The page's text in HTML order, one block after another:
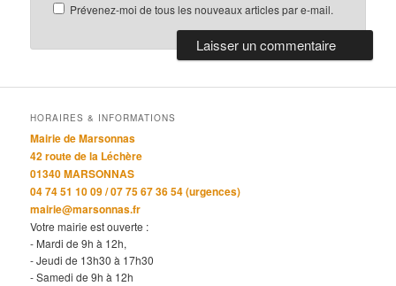
Prévenez-moi de tous les nouveaux articles par e-mail.
HORAIRES & INFORMATIONS
Mairie de Marsonnas
42 route de la Léchère
01340 MARSONNAS
04 74 51 10 09 / 07 75 67 36 54 (urgences)
mairie@marsonnas.fr
Votre mairie est ouverte :
- Mardi de 9h à 12h,
- Jeudi de 13h30 à 17h30
- Samedi de 9h à 12h